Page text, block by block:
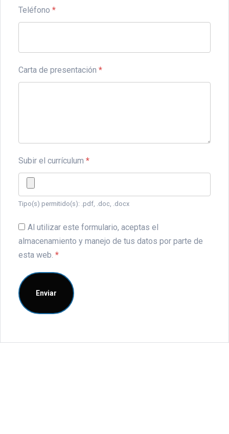
Teléfono *
Carta de presentación *
Subir el currículum *
Tipo(s) permitido(s): .pdf, .doc, .docx
Al utilizar este formulario, aceptas el
almacenamiento y manejo de tus datos por parte de
esta web. *